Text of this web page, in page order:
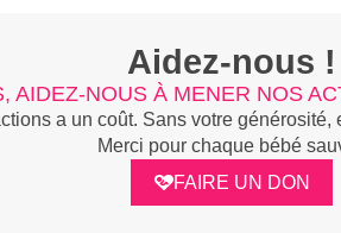
Aidez-nous !
AIDEZ-NOUS À MENER NOS
a un coût. Sans votre
Merci pour chaque bébé
FAIRE UN DON